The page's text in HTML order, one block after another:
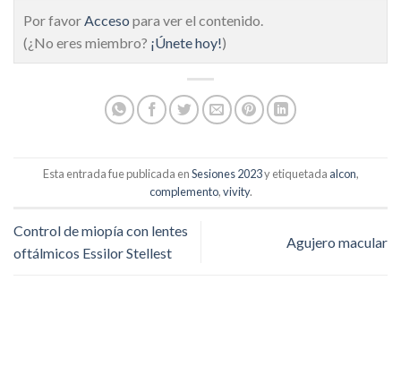
Por favorAcceso para ver el contenido.
(¿No eres miembro? ¡Únete hoy!)
Esta entrada fue publicada enSesiones 2023y etiquetada alcon,
complemento,vivity.
Control de miopía con lentes
oftálmicos Essilor Stellest
Agujero macular